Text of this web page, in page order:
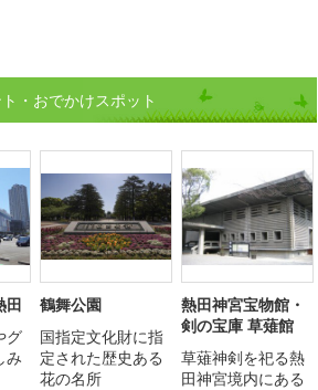
・おでかけスポット
田
グ
み
鶴舞公園
国指定文化財に指
定された歴史ある
花の名所
熱田神宮宝物館・
剣の宝庫 草薙館
草薙神剣を祀る熱
田神宮境内にある